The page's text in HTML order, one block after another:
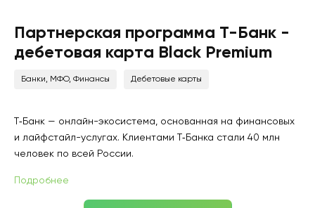
Партнерская программа Т-Банк -
дебетовая карта Black Premium
Банки, МФО, Финансы Дебетовые карты
Т‑Банк — онлайн-экосистема, основанная на финансовых
и лайфстайл-услугах. Клиентами Т‑Банка стали 40 млн
человек по всей России.
Подробнее